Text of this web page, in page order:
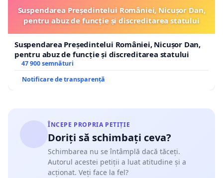
Suspendarea Președintelui României, Nicușor Dan,
pentru abuz de funcție și discreditarea statului
Suspendarea Președintelui României, Nicușor Dan,
pentru abuz de funcție și discreditarea statului
47 900 semnături
Notificare de transparență
ÎNCEPE PROPRIA PETIȚIE
Doriți să schimbați ceva?
Schimbarea nu se întâmplă dacă tăceți.
Autorul acestei petiții a luat atitudine și a
acționat. Veți face la fel?